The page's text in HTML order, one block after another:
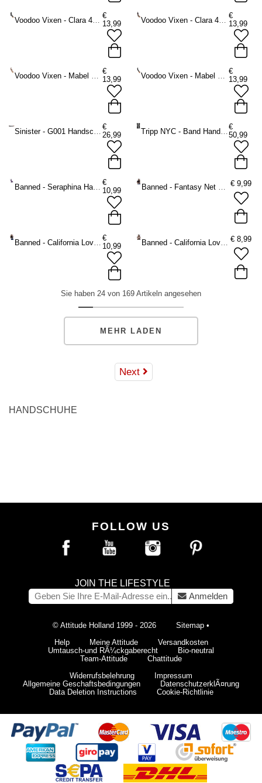
Voodoo Vixen - Clara 40s Winterhandschuhe - Grau
€
13,99
Voodoo Vixen - Clara 40s Winterhandschuhe - Braun
€
13,99
Voodoo Vixen - Mabel 40s Winterhandschuhe - Beige
€
13,99
Voodoo Vixen - Mabel 40s Winterhandschuhe - Schwarz
€
13,99
Sinister - G001 Handschuhe - Schwarz
€
26,99
Tripp NYC - Band Handschuhe - Schwarz/Weiß
€
50,99
Banned - Seraphina Handschuhe - Lila
€
10,99
Banned - Fantasy Net Long Handschuhe - Schwarz € 9,99
Banned - California Love Long Fingerlose Handschuhe - Mehrfarben
€
10,99
Banned - California Love Fingerless Short Fingerlose Handschuhe - Regenbogen € 8,99
Sie haben 24 von 169 Artikeln angesehen
MEHR LADEN
Next
HANDSCHUHE
FOLLOW US
JOIN THE LIFESTYLE
Anmelden
© Attitude Holland 1999 - 2026 Sitemap •
Help
Meine Attitude
Versandkosten
Umtausch-und RÃ¼ckgaberecht
Bio-neutral
Team-Attitude
Chattitude
Widerrufsbelehrung
Impressum
Allgemeine Geschaftsbedingungen
DatenschutzerklÃ¤rung
Data Deletion Instructions
Cookie-Richtlinie